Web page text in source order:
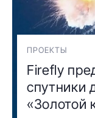
ПРОЕКТЫ
Firefly
спутники
«Золотой